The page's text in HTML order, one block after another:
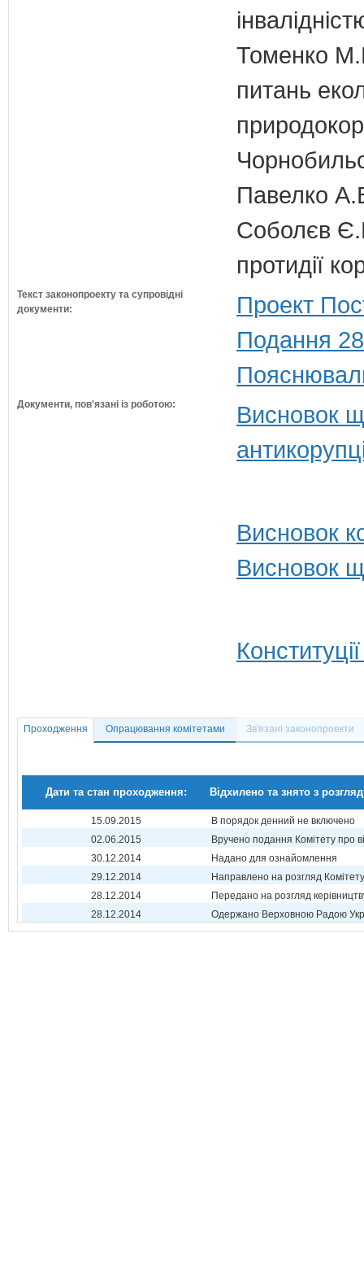
Томенко
питань
Павелко
Соболєв
протидії
Текст законопроекту та супровідні
документи:
Проект
Подання
Документи, пов'язані із роботою:
Висновок
Висновок
Висновок
Проходження Опрацювання комітетами Зв'язані законопроекти
Дати та стан проходження: Відхилено та знято з
15.09.2015
В порядок денний не включено
02.06.2015
Вручено подання Комітету про
30.12.2014
Надано для ознайомлення
29.12.2014
Направлено на розгляд Комітету
28.12.2014
Передано на розгляд
28.12.2014
Одержано Верховною Радою